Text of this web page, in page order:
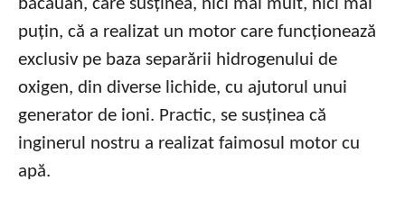
puțin, că a realizat un motor care funcționează
exclusiv pe baza separării hidrogenului de
oxigen, din diverse lichide, cu ajutorul unui
generator de ioni. Practic, se susținea că
inginerul nostru a realizat faimosul motor cu
apă.